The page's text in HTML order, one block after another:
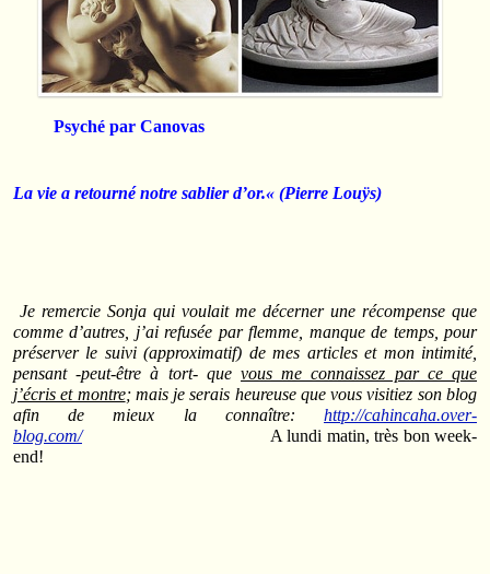
Psyché par Canovas
La vie a retourné notre sablier d’or.« (Pierre Louÿs)
Je remercie Sonja qui voulait me décerner une récompense que
comme d’autres, j’ai refusée par flemme, manque de temps, pour
préserver le suivi (approximatif) de mes articles et mon intimité,
pensant -peut-être à tort- que vous me connaissez par ce que
j’écris et montre; mais je serais heureuse que vous visitiez son blog
afin de mieux la connaître: http://cahincaha.over-
blog.com/A lundi matin, très bon week-
end!